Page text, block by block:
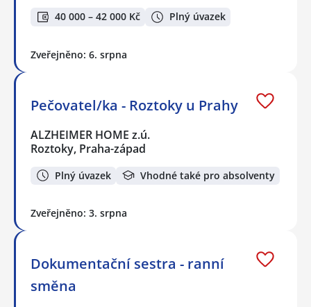
40 000 – 42 000 Kč Plný úvazek
Zveřejněno: 6. srpna
Pečovatel/ka - Roztoky u Prahy
ALZHEIMER HOME z.ú.
Roztoky, Praha-západ
Plný úvazek Vhodné také pro absolventy
Zveřejněno: 3. srpna
Dokumentační sestra - ranní
směna